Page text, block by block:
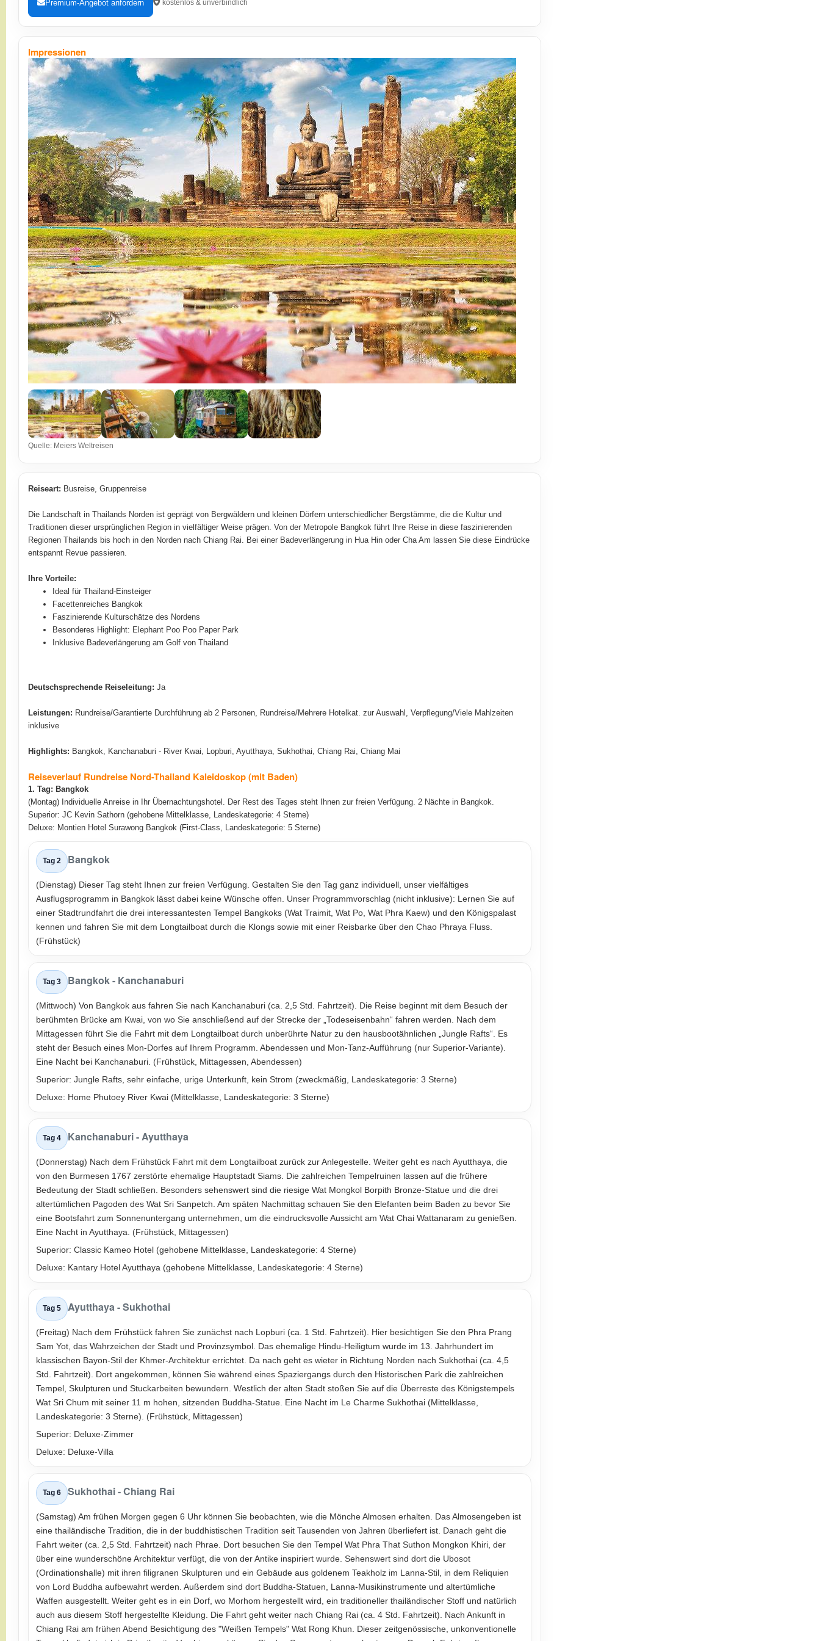
Premium-Angebot anfordern kostenlos & unverbindlich
Impressionen
Quelle: Meiers Weltreisen
Reiseart: Busreise, Gruppenreise
Die Landschaft in Thailands Norden ist geprägt von Bergwäldern und kleinen Dörfern unterschiedlicher Bergstämme, die die Kultur und
Traditionen dieser ursprünglichen Region in vielfältiger Weise prägen. Von der Metropole Bangkok führt Ihre Reise in diese faszinierenden
Regionen Thailands bis hoch in den Norden nach Chiang Rai. Bei einer Badeverlängerung in Hua Hin oder Cha Am lassen Sie diese Eindrücke
entspannt Revue passieren.
Ihre Vorteile:
Ideal für Thailand-Einsteiger
Facettenreiches Bangkok
Faszinierende Kulturschätze des Nordens
Besonderes Highlight: Elephant Poo Poo Paper Park
Inklusive Badeverlängerung am Golf von Thailand
Deutschsprechende Reiseleitung: Ja
Leistungen: Rundreise/Garantierte Durchführung ab 2 Personen, Rundreise/Mehrere Hotelkat. zur Auswahl, Verpflegung/Viele Mahlzeiten
inklusive
Highlights: Bangkok, Kanchanaburi - River Kwai, Lopburi, Ayutthaya, Sukhothai, Chiang Rai, Chiang Mai
Reiseverlauf Rundreise Nord-Thailand Kaleidoskop (mit Baden)
1. Tag: Bangkok
(Montag) Individuelle Anreise in Ihr Übernachtungshotel. Der Rest des Tages steht Ihnen zur freien Verfügung. 2 Nächte in Bangkok.
Superior: JC Kevin Sathorn (gehobene Mittelklasse, Landeskategorie: 4 Sterne)
Deluxe: Montien Hotel Surawong Bangkok (First-Class, Landeskategorie: 5 Sterne)
Tag 2 Bangkok
(Dienstag) Dieser Tag steht Ihnen zur freien Verfügung. Gestalten Sie den Tag ganz individuell, unser vielfältiges
Ausflugsprogramm in Bangkok lässt dabei keine Wünsche offen. Unser Programmvorschlag (nicht inklusive): Lernen Sie auf
einer Stadtrundfahrt die drei interessantesten Tempel Bangkoks (Wat Traimit, Wat Po, Wat Phra Kaew) und den Königspalast
kennen und fahren Sie mit dem Longtailboat durch die Klongs sowie mit einer Reisbarke über den Chao Phraya Fluss.
(Frühstück)
Tag 3 Bangkok - Kanchanaburi
(Mittwoch) Von Bangkok aus fahren Sie nach Kanchanaburi (ca. 2,5 Std. Fahrtzeit). Die Reise beginnt mit dem Besuch der
berühmten Brücke am Kwai, von wo Sie anschließend auf der Strecke der „Todeseisenbahn“ fahren werden. Nach dem
Mittagessen führt Sie die Fahrt mit dem Longtailboat durch unberührte Natur zu den hausbootähnlichen „Jungle Rafts“. Es
steht der Besuch eines Mon-Dorfes auf Ihrem Programm. Abendessen und Mon-Tanz-Aufführung (nur Superior-Variante).
Eine Nacht bei Kanchanaburi. (Frühstück, Mittagessen, Abendessen)
Superior: Jungle Rafts, sehr einfache, urige Unterkunft, kein Strom (zweckmäßig, Landeskategorie: 3 Sterne)
Deluxe: Home Phutoey River Kwai (Mittelklasse, Landeskategorie: 3 Sterne)
Tag 4 Kanchanaburi - Ayutthaya
(Donnerstag) Nach dem Frühstück Fahrt mit dem Longtailboat zurück zur Anlegestelle. Weiter geht es nach Ayutthaya, die
von den Burmesen 1767 zerstörte ehemalige Hauptstadt Siams. Die zahlreichen Tempelruinen lassen auf die frühere
Bedeutung der Stadt schließen. Besonders sehenswert sind die riesige Wat Mongkol Borpith Bronze-Statue und die drei
altertümlichen Pagoden des Wat Sri Sanpetch. Am späten Nachmittag schauen Sie den Elefanten beim Baden zu bevor Sie
eine Bootsfahrt zum Sonnenuntergang unternehmen, um die eindrucksvolle Aussicht am Wat Chai Wattanaram zu genießen.
Eine Nacht in Ayutthaya. (Frühstück, Mittagessen)
Superior: Classic Kameo Hotel (gehobene Mittelklasse, Landeskategorie: 4 Sterne)
Deluxe: Kantary Hotel Ayutthaya (gehobene Mittelklasse, Landeskategorie: 4 Sterne)
Tag 5 Ayutthaya - Sukhothai
(Freitag) Nach dem Frühstück fahren Sie zunächst nach Lopburi (ca. 1 Std. Fahrtzeit). Hier besichtigen Sie den Phra Prang
Sam Yot, das Wahrzeichen der Stadt und Provinzsymbol. Das ehemalige Hindu-Heiligtum wurde im 13. Jahrhundert im
klassischen Bayon-Stil der Khmer-Architektur errichtet. Da nach geht es wieter in Richtung Norden nach Sukhothai (ca. 4,5
Std. Fahrtzeit). Dort angekommen, können Sie während eines Spaziergangs durch den Historischen Park die zahlreichen
Tempel, Skulpturen und Stuckarbeiten bewundern. Westlich der alten Stadt stoßen Sie auf die Überreste des Königstempels
Wat Sri Chum mit seiner 11 m hohen, sitzenden Buddha-Statue. Eine Nacht im Le Charme Sukhothai (Mittelklasse,
Landeskategorie: 3 Sterne). (Frühstück, Mittagessen)
Superior: Deluxe-Zimmer
Deluxe: Deluxe-Villa
Tag 6 Sukhothai - Chiang Rai
(Samstag) Am frühen Morgen gegen 6 Uhr können Sie beobachten, wie die Mönche Almosen erhalten. Das Almosengeben ist
eine thailändische Tradition, die in der buddhistischen Tradition seit Tausenden von Jahren überliefert ist. Danach geht die
Fahrt weiter (ca. 2,5 Std. Fahrtzeit) nach Phrae. Dort besuchen Sie den Tempel Wat Phra That Suthon Mongkon Khiri, der
über eine wunderschöne Architektur verfügt, die von der Antike inspiriert wurde. Sehenswert sind dort die Ubosot
(Ordinationshalle) mit ihren filigranen Skulpturen und ein Gebäude aus goldenem Teakholz im Lanna-Stil, in dem Reliquien
von Lord Buddha aufbewahrt werden. Außerdem sind dort Buddha-Statuen, Lanna-Musikinstrumente und altertümliche
Waffen ausgestellt. Weiter geht es in ein Dorf, wo Morhom hergestellt wird, ein traditioneller thailändischer Stoff und natürlich
auch aus diesem Stoff hergestellte Kleidung. Die Fahrt geht weiter nach Chiang Rai (ca. 4 Std. Fahrtzeit). Nach Ankunft in
Chiang Rai am frühen Abend Besichtigung des "Weißen Tempels" Wat Rong Khun. Dieser zeitgenössische, unkonventionelle